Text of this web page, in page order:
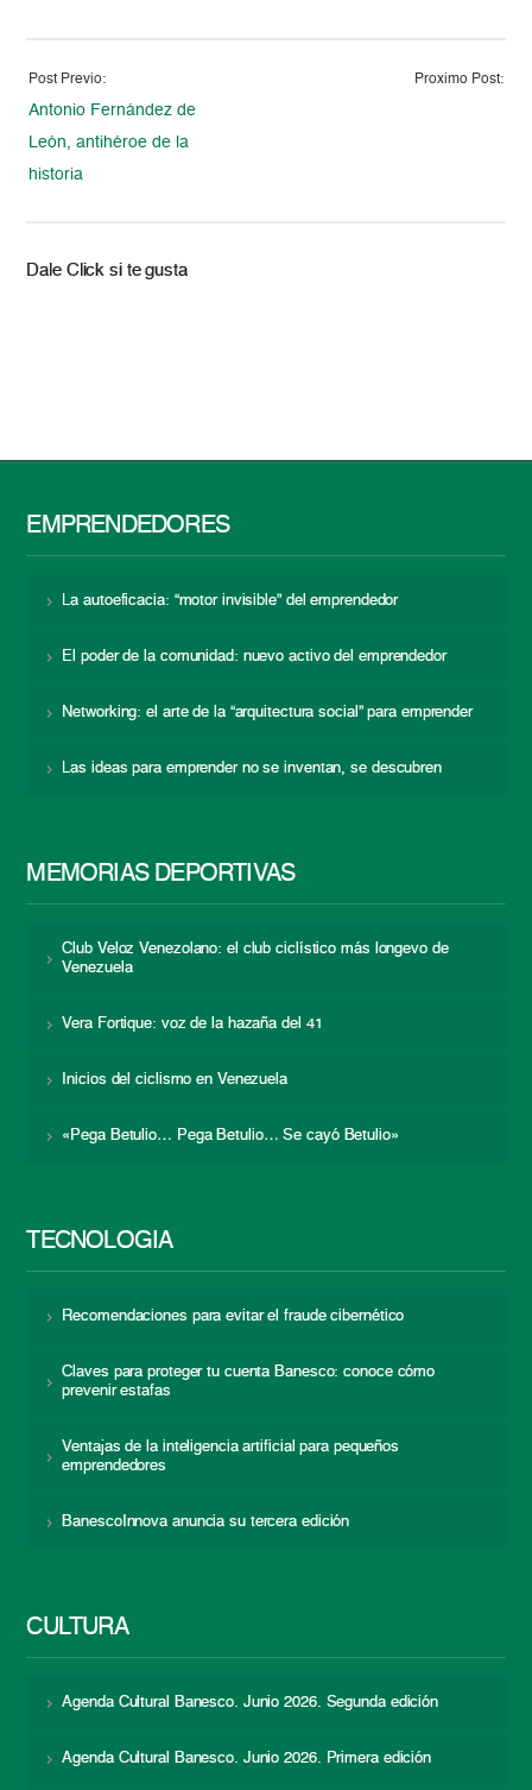
Post Previo:
Antonio Fernández de
León, antihéroe de la
historia
Proximo Post:
Dale Click si te gusta
EMPRENDEDORES
La autoeficacia: “motor invisible” del emprendedor
El poder de la comunidad: nuevo activo del emprendedor
Networking: el arte de la “arquitectura social” para emprender
Las ideas para emprender no se inventan, se descubren
MEMORIAS DEPORTIVAS
Club Veloz Venezolano: el club ciclístico más longevo de
Venezuela
Vera Fortique: voz de la hazaña del 41
Inicios del ciclismo en Venezuela
«Pega Betulio… Pega Betulio… Se cayó Betulio»
TECNOLOGÍA
Recomendaciones para evitar el fraude cibernético
Claves para proteger tu cuenta Banesco: conoce cómo
prevenir estafas
Ventajas de la inteligencia artificial para pequeños
emprendedores
BanescoInnova anuncia su tercera edición
CULTURA
Agenda Cultural Banesco. Junio 2026. Segunda edición
Agenda Cultural Banesco. Junio 2026. Primera edición